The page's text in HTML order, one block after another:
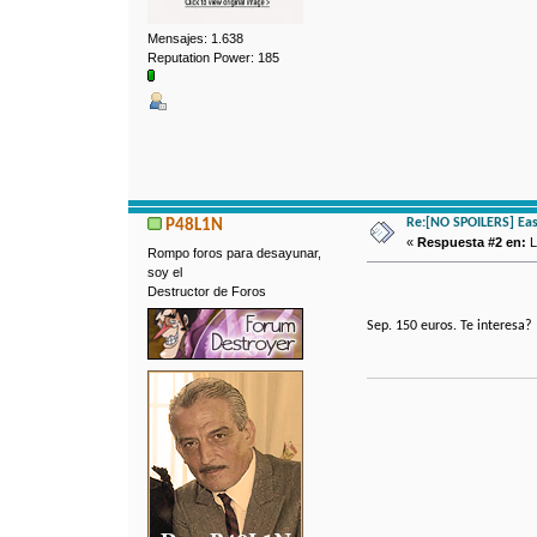
Mensajes: 1.638
Reputation Power: 185
P48L1N
Rompo foros para desayunar,
soy el
Destructor de Foros
Re:[NO SPOILERS]
« Respuesta #2 en:
Sep. 150 euros. Te